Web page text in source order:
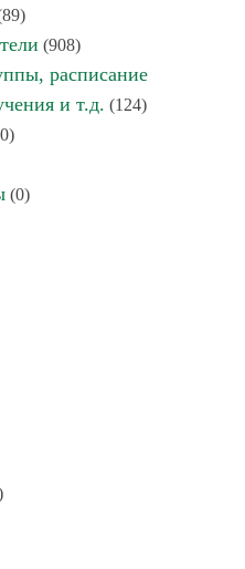
(908)
расписание
и т.д. (124)
(0)